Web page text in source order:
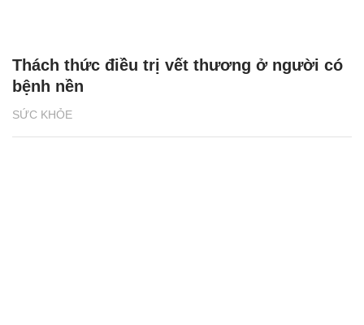
SỨC KHỎE
Thách thức điều trị vết thương ở người có
bệnh nền